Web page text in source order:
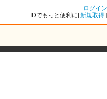
ログイン
IDでもっと便利に[新規取得 ]